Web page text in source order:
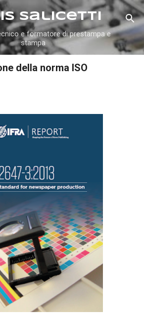
ai contenuti principali
Salicetti
e formatore di prestampa e
stampa
della norma ISO